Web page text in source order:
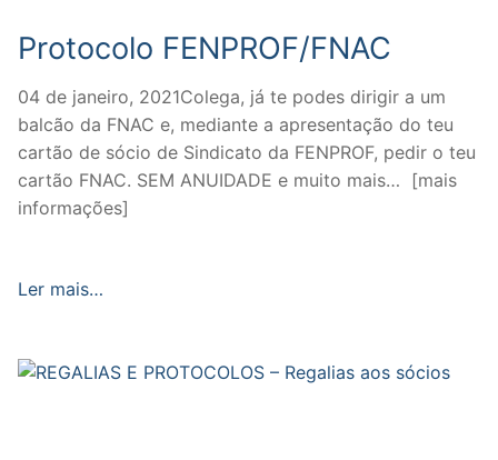
Protocolo FENPROF/FNAC
04 de janeiro, 2021Colega, já te podes dirigir a um
balcão da FNAC e, mediante a apresentação do teu
cartão de sócio de Sindicato da FENPROF, pedir o teu
cartão FNAC. SEM ANUIDADE e muito mais… [mais
informações]
Ler mais…